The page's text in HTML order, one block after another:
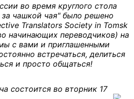
во время круглого стола
чашкой чая" было решено
Translators Society in Tomsk
начинающих переводчиков) на
с вами и приглашенными
встречаться, делиться
и просто общаться!
состоится во вторник 17